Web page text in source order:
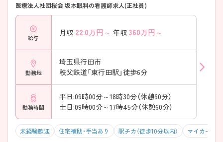
医療法人社団桜会 坂本眼科の看護師求人(正社員)
給与
月収 22.0万円～ 年収 360万円～
勤務地
埼玉県行田市
秩父鉄道「東行田駅」徒歩6分
勤務時間
平日:09時00分～18時30分（休憩60分）
土日:09時00分～17時45分（休憩60分）
未経験歓迎 住宅補助・手当あり 駅チカ（徒歩10分以内） マイカー通